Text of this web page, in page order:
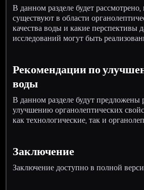
В данном разделе будет
существуют в области
качества воды и какие перспективы
исследований могут быть
Рекомендации по
воды
В данном разделе будут предложены
улучшению органолептических
как технологические, так и
Заключение
Заключение доступно в полной